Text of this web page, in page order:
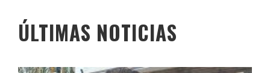
ÚLTIMAS NOTICIAS